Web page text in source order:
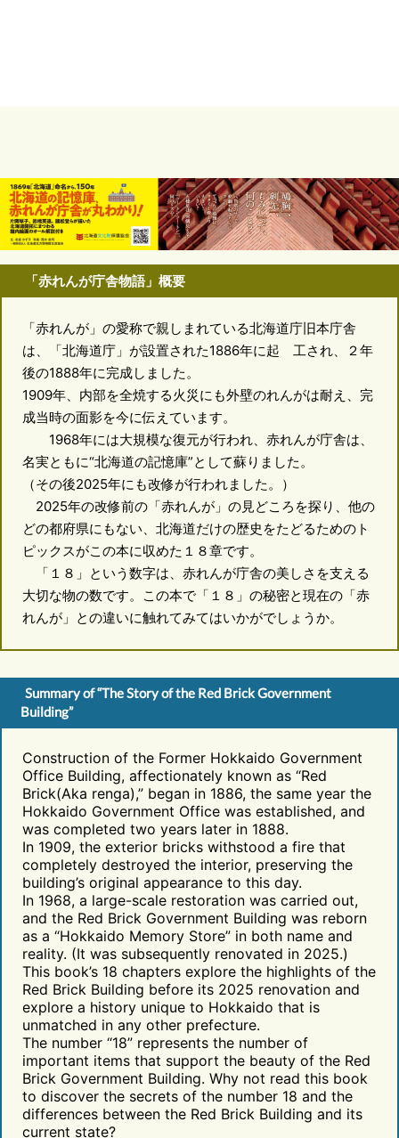
「赤れんが庁舎物語」概要
「赤れんが」の愛称で親しまれている北海道庁旧本庁舎
は、「北海道庁」が設置された1886年に起 工され、２年
後の1888年に完成しました。
1909年、内部を全焼する火災にも外壁のれんがは耐え、完
成当時の面影を今に伝えています。
1968年には大規模な復元が行われ、赤れんが庁舎は、
名実ともに“北海道の記憶庫”として蘇りました。
（その後2025年にも改修が行われました。）
2025年の改修前の「赤れんが」の見どころを探り、他の
どの都府県にもない、北海道だけの歴史をたどるためのト
ピックスがこの本に収めた１８章です。
「１８」という数字は、赤れんが庁舎の美しさを支える
大切な物の数です。この本で「１８」の秘密と現在の「赤
れんが」との違いに触れてみてはいかがでしょうか。
Summary of “The Story of the Red Brick Government
Building”
Construction of the Former Hokkaido Government
Office Building, affectionately known as “Red
Brick(Aka renga),” began in 1886, the same year the
Hokkaido Government Office was established, and
was completed two years later in 1888.
In 1909, the exterior bricks withstood a fire that
completely destroyed the interior, preserving the
building’s original appearance to this day.
In 1968, a large-scale restoration was carried out,
and the Red Brick Government Building was reborn
as a “Hokkaido Memory Store” in both name and
reality. (It was subsequently renovated in 2025.)
This book’s 18 chapters explore the highlights of the
Red Brick Building before its 2025 renovation and
explore a history unique to Hokkaido that is
unmatched in any other prefecture.
The number “18” represents the number of
important items that support the beauty of the Red
Brick Government Building. Why not read this book
to discover the secrets of the number 18 and the
differences between the Red Brick Building and its
current state?